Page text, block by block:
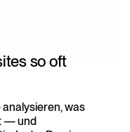
so oft
analysieren, was
— und